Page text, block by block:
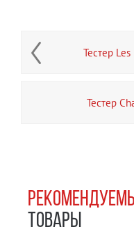
Тестер
Тестер
ТОВАРЫ